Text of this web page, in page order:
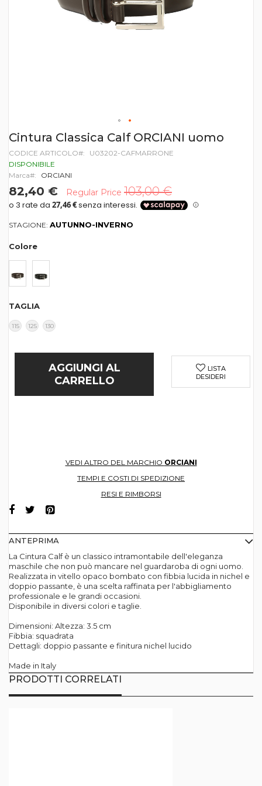
Vai
all'inizio
della
galleria
di
Cintura Classica Calf ORCIANI uomo
CODICE ARTICOLO
U03202-CAFMARRONE
DISPONIBILE
Marca
ORCIANI
82,40 € Regular Price 103,00 €
STAGIONE: AUTUNNO-INVERNO
Colore
TAGLIA
115 125 130
AGGIUNGI AL
CARRELLO
LISTA
DESIDERI
VEDI ALTRO DEL MARCHIO ORCIANI
TEMPI E COSTI DI SPEDIZIONE
RESI E RIMBORSI
ANTEPRIMA
La Cintura Calf è un classico intramontabile dell'eleganza
maschile che non può mancare nel guardaroba di ogni uomo.
Realizzata in vitello opaco bombato con fibbia lucida in nichel e
doppio passante, è una scelta raffinata per l'abbigliamento
professionale e le grandi occasioni.
Disponibile in diversi colori e taglie.
Dimensioni: Altezza: 3.5 cm
Fibbia: squadrata
Dettagli: doppio passante e finitura nichel lucido
Made in Italy
PRODOTTI CORRELATI